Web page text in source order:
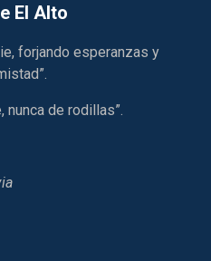
El Alto
forjando esperanzas y
nunca de rodillas”.